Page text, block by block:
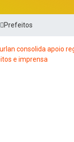
Prefeitos